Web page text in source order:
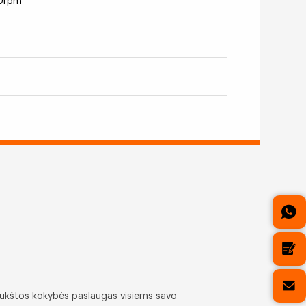
kokybės paslaugas visiems savo